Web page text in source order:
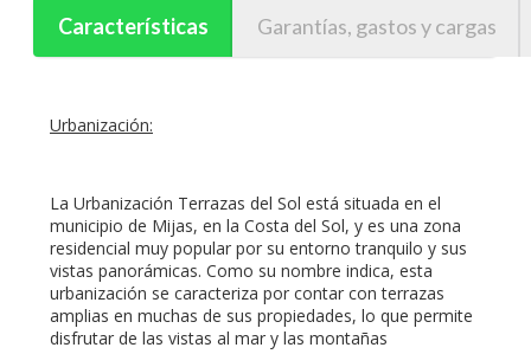
Características Garantías, gastos y cargas
Urbanización:
La Urbanización Terrazas del Sol está situada en el
municipio de Mijas, en la Costa del Sol, y es una zona
residencial muy popular por su entorno tranquilo y sus
vistas panorámicas. Como su nombre indica, esta
urbanización se caracteriza por contar con terrazas
amplias en muchas de sus propiedades, lo que permite
disfrutar de las vistas al mar y las montañas